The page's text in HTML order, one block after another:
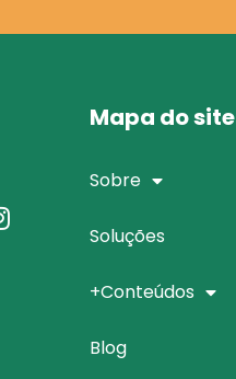
Mapa do site
Sobre
Soluções
+Conteúdos
Blog